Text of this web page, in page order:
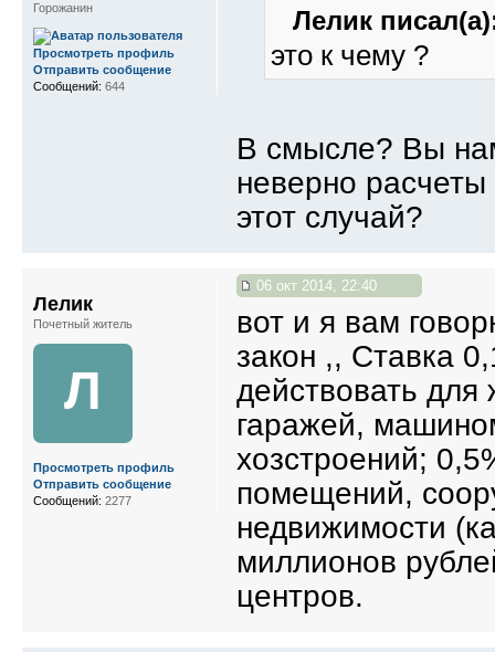
Лелик
это к чему ?
В смысле? Вы
неверно
этот случай?
Горожанин
Просмотреть профиль
Отправить сообщение
Сообщений: 644
06 окт 2014, 22:40
вот и я вам
закон ,, Ставка
действовать
гаражей,
хозстроений;
помещений,
недвижимости
миллионов
центров.
Лелик
Почетный житель
Л
Просмотреть профиль
Отправить сообщение
Сообщений: 2277